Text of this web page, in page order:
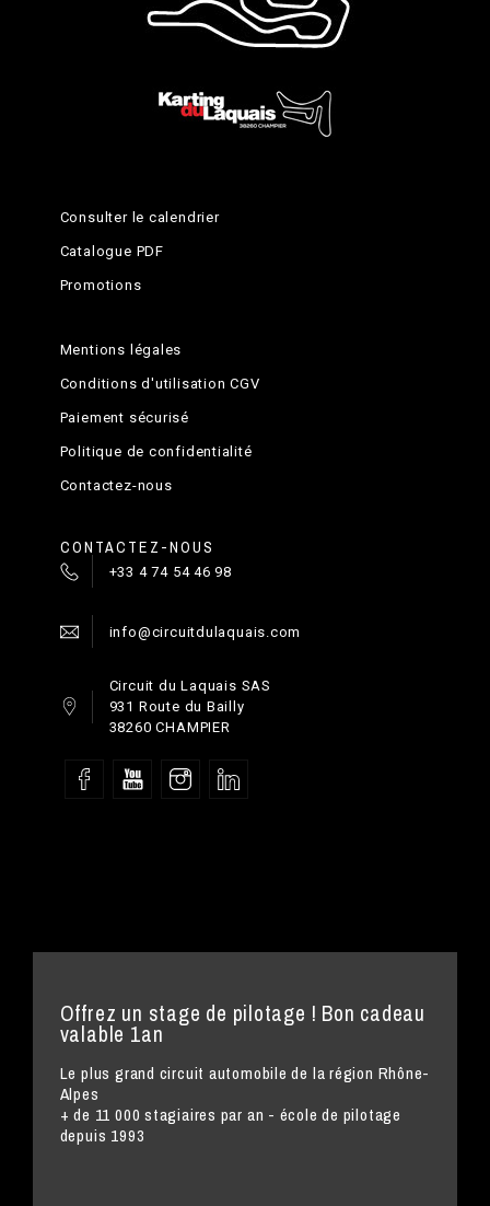
Consulter le calendrier
Catalogue PDF
Promotions
Mentions légales
Conditions d'utilisation CGV
Paiement sécurisé
Politique de confidentialité
Contactez-nous
CONTACTEZ-NOUS
+33 4 74 54 46 98
info@circuitdulaquais.com
Circuit du Laquais SAS
931 Route du Bailly
38260 CHAMPIER
Offrez un stage de pilotage ! Bon cadeau
valable 1an
Le plus grand circuit automobile de la région Rhône-
Alpes
+ de 11 000 stagiaires par an - école de pilotage
depuis 1993